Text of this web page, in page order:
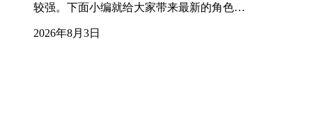
较强。下面小编就给大家带来最新的角色…
2026年8月3日